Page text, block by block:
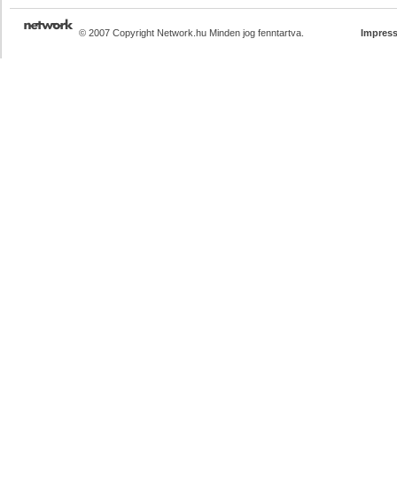
© 2007 Copyright Network.hu Minden jog fenntartva.